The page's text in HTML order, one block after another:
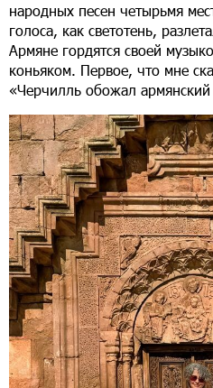
народных песен четырьмя
голоса, как светотень,
Армяне гордятся своей
коньяком. Первое, что мне
«Черчилль обожал армянский